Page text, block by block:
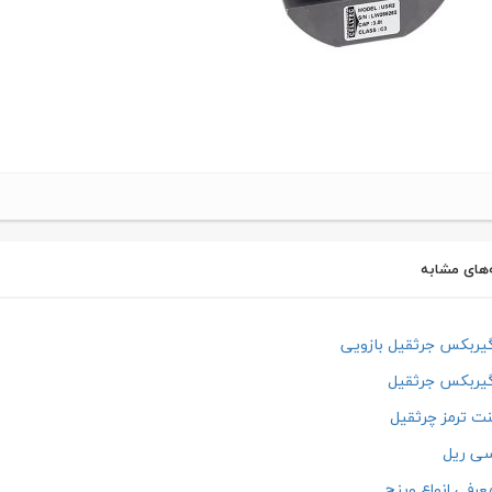
مشابه
جرثقیل بازویی
جرثقیل
ترمز چرثقیل
ریل